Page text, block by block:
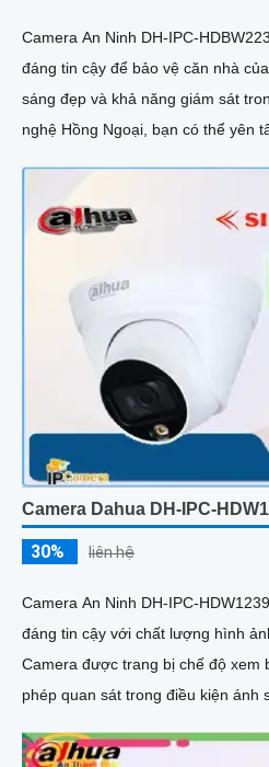
Camera An Ninh DH-IPC-
đáng tin cậy để bảo vệ căn nhà của bạn. Với hình ảnh
sáng đẹp và khả năng giám sát
nghệ Hồng Ngoại, bạn có thể yên
Camera Dahua DH-IPC-
30% liên hệ
Camera An Ninh DH-IPC-
đáng tin cậy với chất lượng hình
Camera được trang bị chế độ xem
phép quan sát trong điều kiện ánh